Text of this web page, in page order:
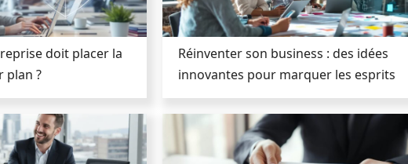
doit placer la
plan ?
Réinventer son business : des idées
innovantes pour marquer les esprits